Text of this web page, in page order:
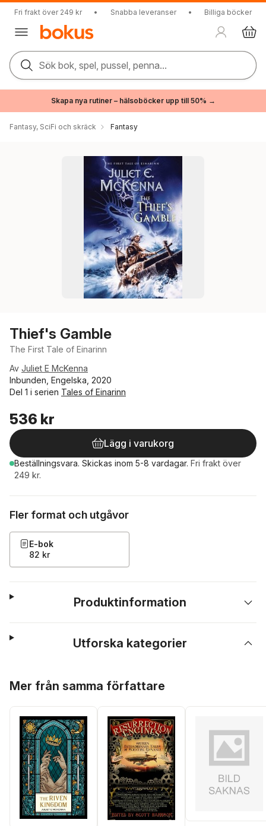
Fri frakt över 249 kr • Snabba leveranser • Billiga böcker
Sök bok, spel, pussel, penna...
Skapa nya rutiner – hälsoböcker upp till 50% →
Fantasy, SciFi och skräck Fantasy
Thief's Gamble
The First Tale of Einarinn
Av Juliet E McKenna
Inbunden, Engelska, 2020
Del 1 i serien Tales of Einarinn
536 kr
Lägg i varukorg
Beställningsvara. Skickas inom 5-8 vardagar. Fri frakt över
249 kr.
Fler format och utgåvor
E-bok
82 kr
Produktinformation
Utforska kategorier
Mer från samma författare